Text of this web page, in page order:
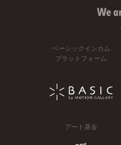
We
ベーシックインカム
プラットフォーム
アート基金